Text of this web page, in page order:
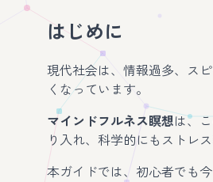
はじめに
現代社会は、情報過多、ス
くなっています。
マインドフルネス瞑想は、
り入れ、科学的にもストレ
本ガイドでは、初心者でも